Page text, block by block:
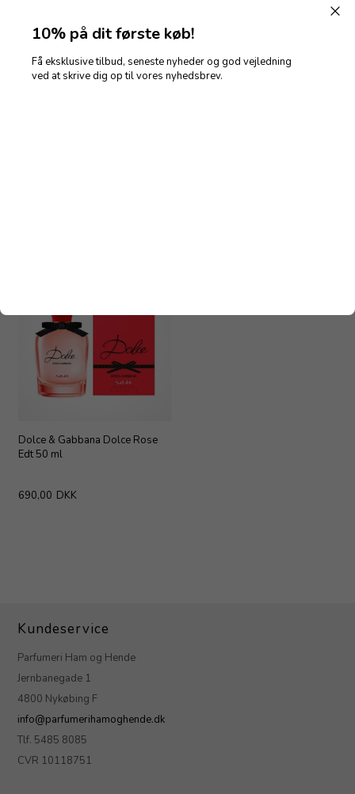
Dolce & Gabbana Dolce Rose
Edt 50 ml
690,00 DKK
Kundeservice
Parfumeri Ham og Hende
Jernbanegade 1
4800 Nykøbing F
info@parfumerihamoghende.dk
Tlf. 5485 8085
CVR 10118751
10% på dit første køb!
Få eksklusive tilbud, seneste nyheder og god vejledning
ved at skrive dig op til vores nyhedsbrev.